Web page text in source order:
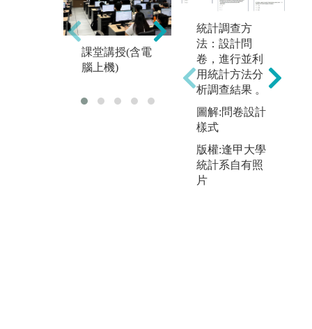
課堂講授(含電
腦上機)
安排專題研討
（邀請人員有
專家學者,業界
及畢業系友）
統計調查方
法：設計問
卷，進行並利
用統計方法分
析調查結果 。
圖解:問卷設計
樣式
版權:逢甲大學
統計系自有照
片